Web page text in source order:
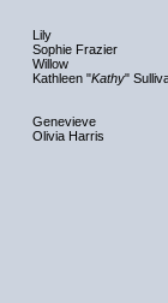
Lily
Sophie Frazier
Willow
Kathleen "Kathy"
Genevieve
Olivia Harris